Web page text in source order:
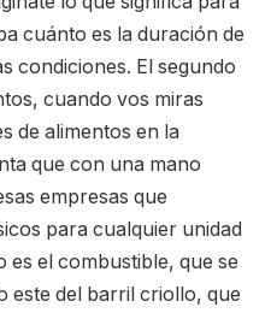
cuánto es la duración de
condiciones. El segundo
cuando vos miras
de alimentos en la
que con una mano
empresas que
para cualquier unidad
es el combustible, que se
este del barril criollo, que